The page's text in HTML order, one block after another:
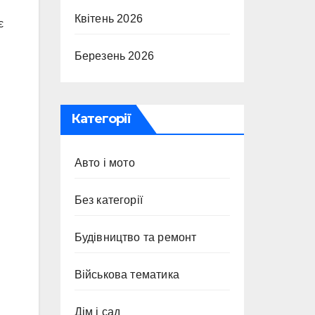
Квітень 2026
Березень 2026
Категорії
Авто і мото
Без категорії
Будівництво та ремонт
Військова тематика
Дім і сад